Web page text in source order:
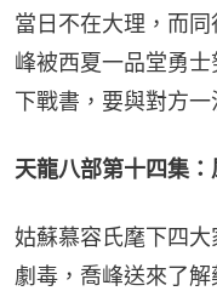
當日不在大理，而
峰被西夏一品堂勇
下戰書，要與對方一
天龍八部第十四集
姑蘇慕容氏麾下四
劇毒，喬峰送來了